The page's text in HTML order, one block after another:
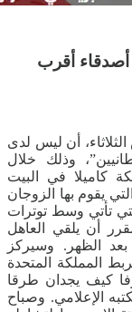
أصدقاء أقرب
أن ليس لدى
وذلك خلال
كاميلا في البيت
يقوم بها الزوجان
تأتي وسط توترات
أن يلقي العاهل
بعد الظهر. وسيركز
المملكة المتحدة
كيف يجدان طرقا
الإعلامي. وصباح